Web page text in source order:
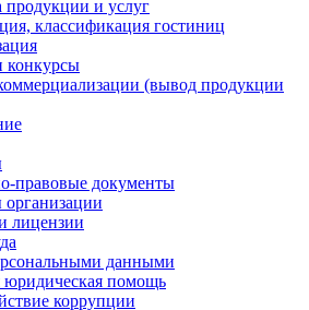
продукции и услуг
классификация гостиниц
конкурсы
(вывод продукции
правовые документы
лицензии
данными
юридическая помощь
коррупции